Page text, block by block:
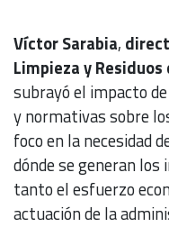
Víctor Sarabia,
Limpieza y
subrayó el impacto
y normativas sobre
foco en la necesidad
dónde se generan
tanto el esfuerzo
actuación de la